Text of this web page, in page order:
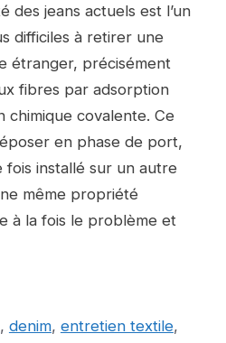
des jeans actuels est l’un
difficiles à retirer une
étranger, précisément
fibres par adsorption
chimique covalente. Ce
en phase de port,
fois installé sur un autre
même propriété
à la fois le problème et
, denim, entretien textile,